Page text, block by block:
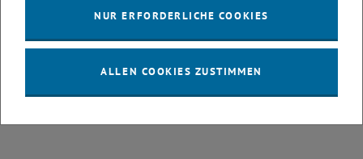
NUR ERFORDERLICHE COOKIES
ALLEN COOKIES ZUSTIMMEN